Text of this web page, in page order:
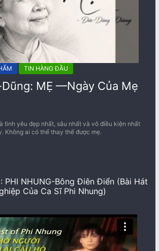
TIN HÀNG ĐẦU
MẸ —Ngày Của Mẹ
tình yêu đẹp nhất, sâu nhất và vô điều kiện nhất
Không ai có thể thay thế được mẹ.
PHI NHUNG-Bông Điên Điển (Bài Hát
Của Ca Sĩ Phi Nhung)